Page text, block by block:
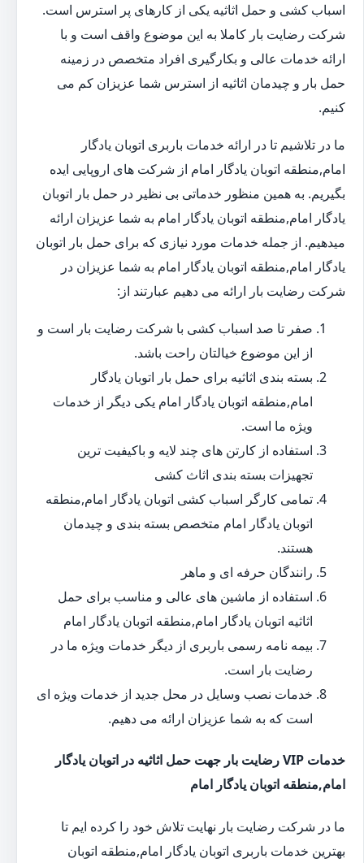
اسباب کشی و حمل اثاثیه یکی از کارهای پر استرس است.
شرکت رضایت بار کاملا به این موضوع واقف است و با
ارائه خدمات عالی و بکارگیری افراد متخصص در زمینه
حمل بار و چیدمان اثاثیه از استرس شما عزیزان کم می
کنیم.
ما در تلاشیم تا در ارائه خدمات باربری اتوبان یادگار
امام,منطقه اتوبان یادگار امام از شرکت های اروپایی ایده
بگیریم. به همین منظور خدماتی بی نظیر در حمل بار اتوبان
یادگار امام,منطقه اتوبان یادگار امام به شما عزیزان ارائه
میدهیم. از جمله خدمات مورد نیازی که برای حمل بار اتوبان
یادگار امام,منطقه اتوبان یادگار امام به شما عزیزان در
شرکت رضایت بار ارائه می دهیم عبارتند از:
صفر تا صد اسباب کشی با شرکت رضایت بار است و
از این موضوع خیالتان راحت باشد.
بسته بندی اثاثیه برای حمل بار اتوبان یادگار
امام,منطقه اتوبان یادگار امام یکی دیگر از خدمات
ویژه ما است.
استفاده از کارتن های چند لایه و باکیفیت ترین
تجهیزات بسته بندی اثاث کشی
تمامی کارگر اسباب کشی اتوبان یادگار امام,منطقه
اتوبان یادگار امام متخصص بسته بندی و چیدمان
هستند.
رانندگان حرفه ای و ماهر
استفاده از ماشین های عالی و مناسب برای حمل
اثاثیه اتوبان یادگار امام,منطقه اتوبان یادگار امام
بیمه نامه رسمی باربری از دیگر خدمات ویژه ما در
رضایت بار است.
خدمات نصب وسایل در محل جدید از خدمات ویژه ای
است که به شما عزیزان ارائه می دهیم.
خدمات VIP رضایت بار جهت حمل اثاثیه در اتوبان یادگار
امام,منطقه اتوبان یادگار امام
ما در شرکت رضایت بار نهایت تلاش خود را کرده ایم تا
بهترین خدمات باربری اتوبان یادگار امام,منطقه اتوبان